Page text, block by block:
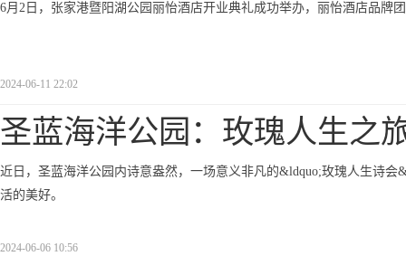
6月2日，张家港暨阳湖公园丽怡酒店开业典礼成功举办，丽怡酒店品牌
2024-06-11 22:02
圣蓝海洋公园：玫瑰人生之
近日，圣蓝海洋公园内诗意盎然，一场意义非凡的&ldquo;玫瑰人生诗
活的美好。
2024-06-06 10:56